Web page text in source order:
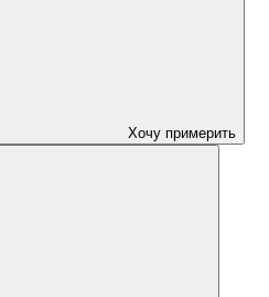
Хочу примерить